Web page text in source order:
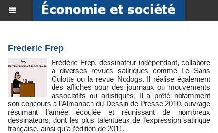
Frederic Frep
Frédéric Frep, dessinateur indépendant, collabore
à diverses revues satiriques comme Le Sans
Culotte ou la revue Nodogs. Il réalise également
des affiches pour des journaux ou mouvements
associatifs ou artistiques. Il a prêté notamment
son concours à l’Almanach du Dessin de Presse 2010, ouvrage
résumant l’année écoulée et réunissant de nombreux
dessinateurs, dont les plus talentueux de l’expression satirique
française, ainsi qu’à l’édition de 2011.